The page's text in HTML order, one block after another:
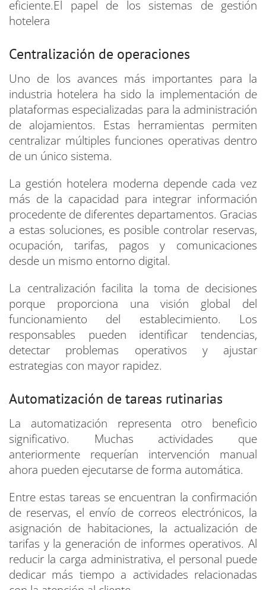
eficiente.El papel de los sistemas de gestión
hotelera
Centralización de operaciones
Uno de los avances más importantes para la
industria hotelera ha sido la implementación de
plataformas especializadas para la administración
de alojamientos. Estas herramientas permiten
centralizar múltiples funciones operativas dentro
de un único sistema.
La gestión hotelera moderna depende cada vez
más de la capacidad para integrar información
procedente de diferentes departamentos. Gracias
a estas soluciones, es posible controlar reservas,
ocupación, tarifas, pagos y comunicaciones
desde un mismo entorno digital.
La centralización facilita la toma de decisiones
porque proporciona una visión global del
funcionamiento del establecimiento. Los
responsables pueden identificar tendencias,
detectar problemas operativos y ajustar
estrategias con mayor rapidez.
Automatización de tareas rutinarias
La automatización representa otro beneficio
significativo. Muchas actividades que
anteriormente requerían intervención manual
ahora pueden ejecutarse de forma automática.
Entre estas tareas se encuentran la confirmación
de reservas, el envío de correos electrónicos, la
asignación de habitaciones, la actualización de
tarifas y la generación de informes operativos. Al
reducir la carga administrativa, el personal puede
dedicar más tiempo a actividades relacionadas